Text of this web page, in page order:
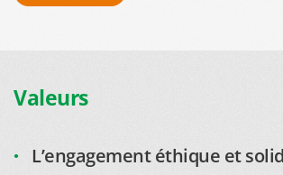
Valeurs
L’engagement éthique et